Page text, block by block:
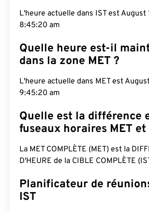
L'heure actuelle dans IST est
8:45:21 am
Quelle heure est-il
dans la zone MET ?
L'heure actuelle dans MET est
9:45:21 am
Quelle est la différence
fuseaux horaires MET et
La MET COMPLÈTE (MET) est la
D'HEURE de la CIBLE COMPLÈTE
Planificateur de
IST